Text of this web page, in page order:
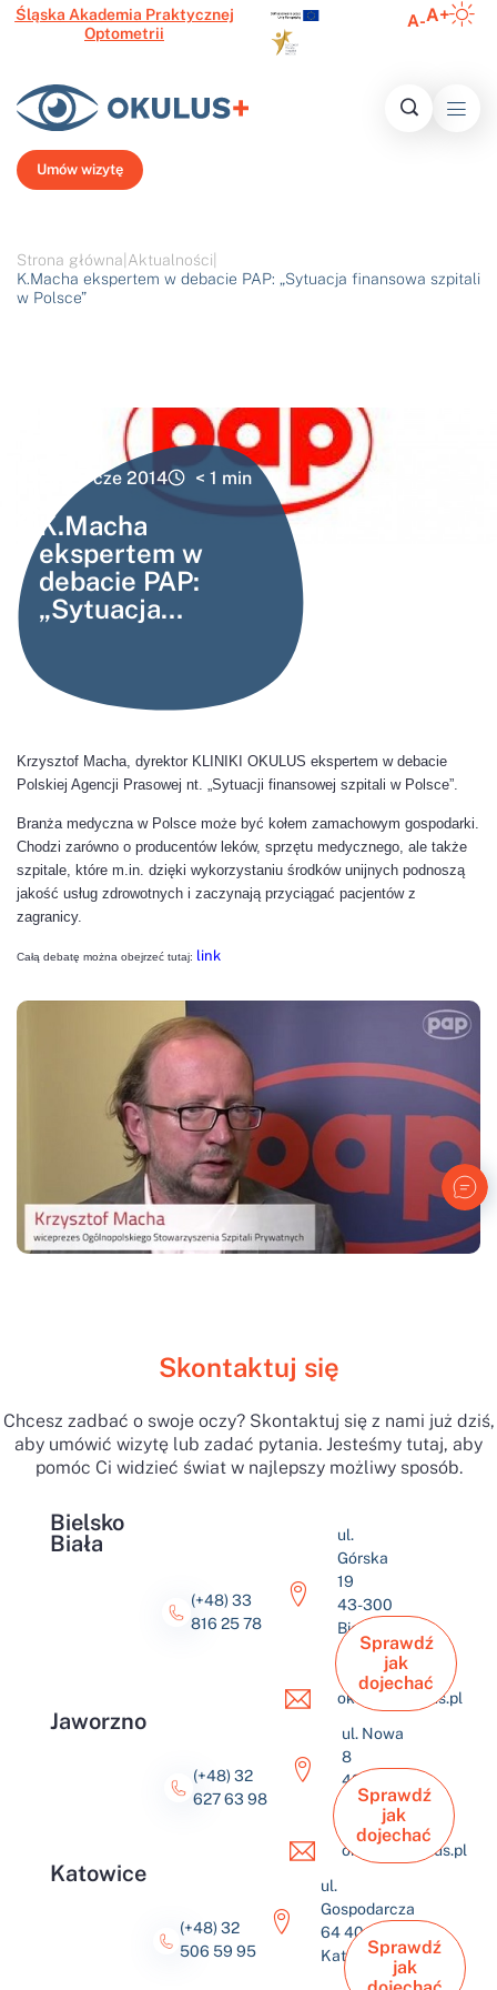
Śląska Akademia Praktycznej
Optometrii
A-A+
Umów wizytę
Strona główna Aktualności
K.Macha ekspertem w debacie PAP: „Sytuacja finansowa szpitali
w Polsce”
8 cze 2014 < 1 min
K.Macha
ekspertem w
debacie PAP:
„Sytuacja
Krzysztof Macha, dyrektor KLINIKI OKULUS ekspertem w debacie
Polskiej Agencji Prasowej nt. „Sytuacji finansowej szpitali w Polsce”.
Branża medyczna w Polsce może być kołem zamachowym gospodarki.
Chodzi zarówno o producentów leków, sprzętu medycznego, ale także
szpitale, które m.in. dzięki wykorzystaniu środków unijnych podnoszą
jakość usług zdrowotnych i zaczynają przyciągać pacjentów z
zagranicy.
Całą debatę można obejrzeć tutaj: link
Skontaktuj się
Chcesz zadbać o swoje oczy? Skontaktuj się z nami już dziś,
aby umówić wizytę lub zadać pytania. Jesteśmy tutaj, aby
pomóc Ci widzieć świat w najlepszy możliwy sposób.
Bielsko
Biała
(+48) 33
816 25 78
ul.
Górska
19
43-300
Bielsko-
Biała
okulus@okulus.pl
Sprawdź
jak
dojechać
Jaworzno
(+48) 32
627 63 98
ul. Nowa
8
43-600
Jaworzno
okulus@okulus.pl
Sprawdź
jak
dojechać
Katowice
(+48) 32
506 59 95
ul.
Gospodarcza
64 40-432
KatowiceSprawdź
jak